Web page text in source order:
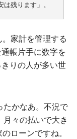
残ります」。
家計を管理する
帳片手に数字を
りの人が多い世
たかなあ。不況で
々の払いで大き
ローンですね。